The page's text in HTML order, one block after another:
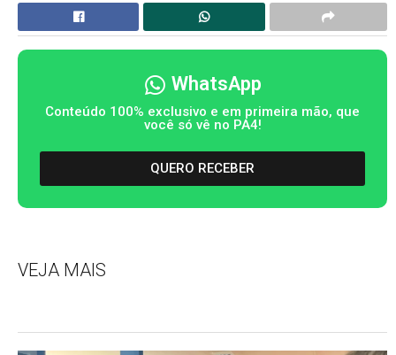
WhatsApp
Conteúdo 100% exclusivo e em primeira mão, que
você só vê no PA4!
QUERO RECEBER
VEJA MAIS